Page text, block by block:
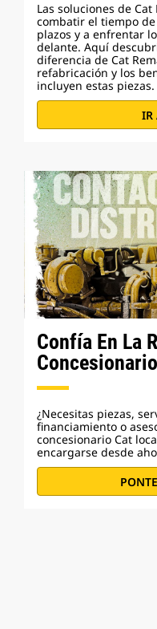
Las soluciones de
combatir el tiempo
plazos y a enfrentar
delante. Aquí
diferencia de Cat
refabricación y los
incluyen estas piezas.
IR
Confía En La
¿Necesitas piezas,
financiamiento o
concesionario Cat
encargarse desde